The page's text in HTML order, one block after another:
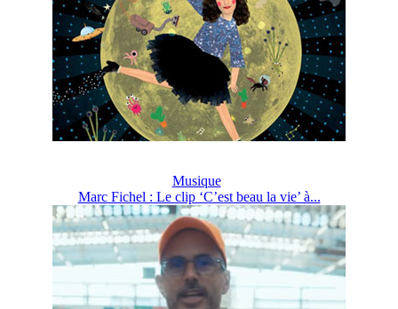
Musique
Marc Fichel : Le clip ‘C’est beau la vie’ à...